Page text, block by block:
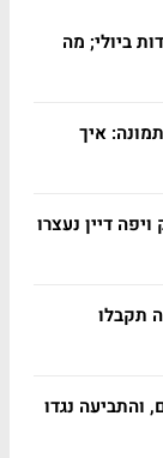
ביולי; מה
איך
דיין נעצרו
שנה - כמה תקבלו
עסקת נדל"ן אחרי 9 שנים, והתביעה נגדו